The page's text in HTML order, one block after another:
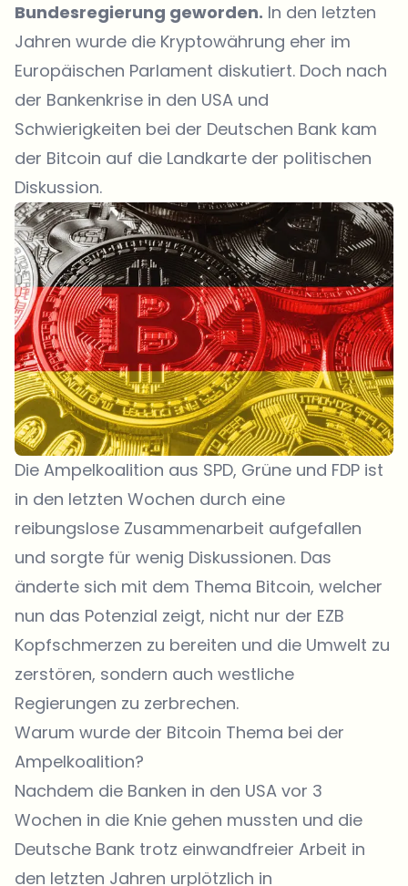
Bundesregierung geworden. In den letzten
Jahren wurde die Kryptowährung eher im
Europäischen Parlament diskutiert. Doch nach
der Bankenkrise in den USA und
Schwierigkeiten bei der Deutschen Bank kam
der Bitcoin auf die Landkarte der politischen
Diskussion.
Die Ampelkoalition aus SPD, Grüne und FDP ist
in den letzten Wochen durch eine
reibungslose Zusammenarbeit aufgefallen
und sorgte für wenig Diskussionen. Das
änderte sich mit dem Thema Bitcoin, welcher
nun das Potenzial zeigt, nicht nur der EZB
Kopfschmerzen zu bereiten und die Umwelt zu
zerstören, sondern auch westliche
Regierungen zu zerbrechen.
Warum wurde der Bitcoin Thema bei der
Ampelkoalition?
Nachdem die Banken in den USA vor 3
Wochen in die Knie gehen mussten und die
Deutsche Bank trotz einwandfreier Arbeit in
den letzten Jahren urplötzlich in